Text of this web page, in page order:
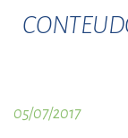
05/07/2017